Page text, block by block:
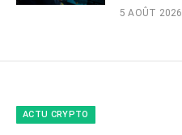
5 AOÛT 2026
ACTU CRYPTO